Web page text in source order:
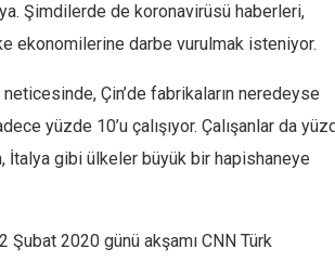
Şimdilerde de koronavirüsü haberleri,
ekonomilerine darbe vurulmak isteniyor.
Çin’de fabrikaların neredeyse
yüzde 10’u çalışıyor. Çalışanlar da
İtalya gibi ülkeler büyük bir hapishaneye
Şubat 2020 günü akşamı CNN Türk